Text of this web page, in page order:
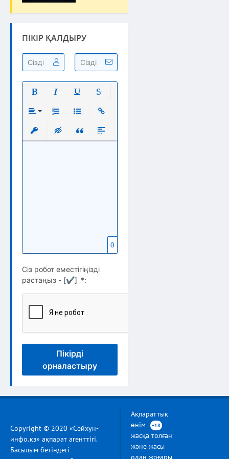
ПІКІР ҚАЛДЫРУ
Вставить защищенную ссылку
Вставка скрытого текста
Вставка цитаты
Вставка спойлера
0
Сіз робот еместігіңізді
растаңыз - [✔] *:
Пікірді
орналастыру
Copyright © 2020 «Сейхун-
инфо.кз» ақпарат агенттігі.
Басылым бетіндегі
Ақпараттық
өнім
+18
жасқа толған
және жасы
одан жоғары